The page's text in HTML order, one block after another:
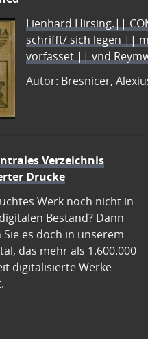
Lienhard Hirsing.||
schrifft/ sich legen ||
vorfasset || vnd
Autor: Bresnicer,
Verzeichnis
Drucke
Werk noch nicht in
Bestand? Dann
es doch in unserem
das mehr als 1.600.000
digitalisierte Werke